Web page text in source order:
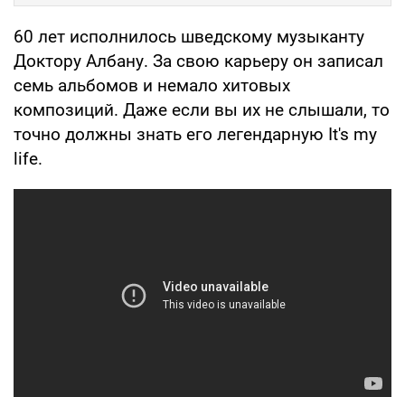
60 лет исполнилось шведскому музыканту
Доктору Албану. За свою карьеру он записал
семь альбомов и немало хитовых
композиций. Даже если вы их не слышали, то
точно должны знать его легендарную It's my
life.